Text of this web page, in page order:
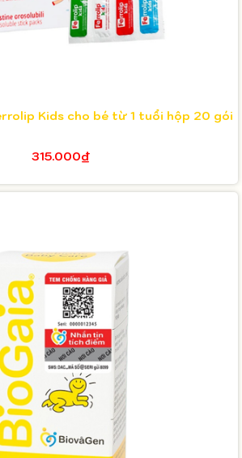
Kids cho bé từ 1 tuổi hộp 20 gói
315.000₫